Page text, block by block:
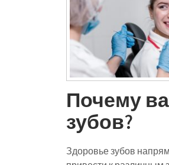
Почему
зубов?
Здоровье зубов